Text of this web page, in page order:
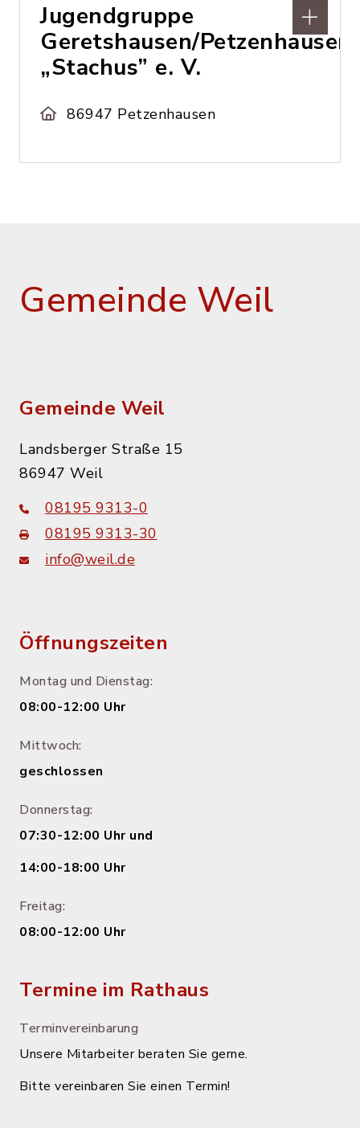
Jugendgruppe
Geretshausen/Petzenhausen
„Stachus” e. V.
86947 Petzenhausen
Gemeinde Weil
Gemeinde Weil
Landsberger Straße 15
86947 Weil
08195 9313-0
08195 9313-30
info@weil.de
Öffnungszeiten
Montag und Dienstag:
08:00-12:00 Uhr
Mittwoch:
geschlossen
Donnerstag:
07:30-12:00 Uhr und
14:00-18:00 Uhr
Freitag:
08:00-12:00 Uhr
Termine im Rathaus
Terminvereinbarung
Unsere Mitarbeiter beraten Sie gerne.
Bitte vereinbaren Sie einen Termin!